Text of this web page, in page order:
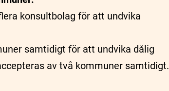
konsultbolag för att undvika
samtidigt för att undvika dålig
av två kommuner samtidigt.